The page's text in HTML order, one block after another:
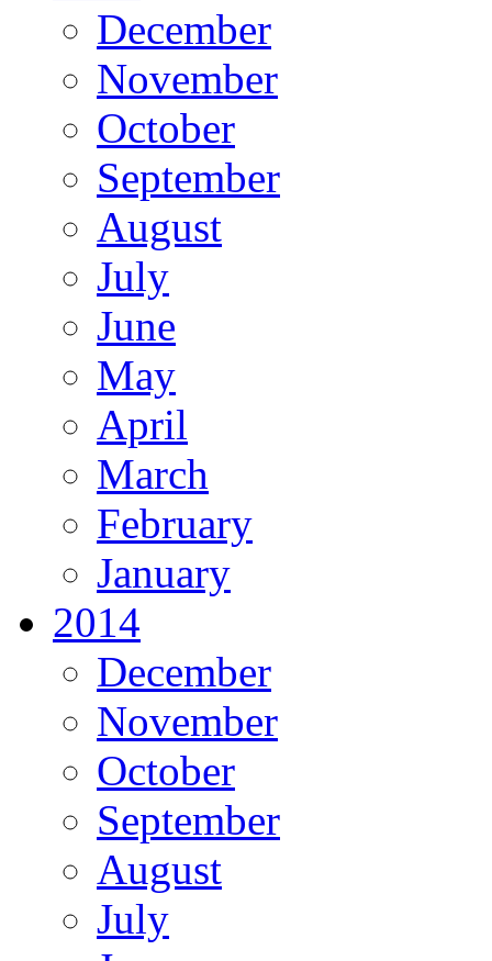
December
November
October
September
August
July
June
May
April
March
February
January
2014
December
November
October
September
August
July